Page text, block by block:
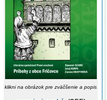
klikni na obrázok pre zväčšenie a popis